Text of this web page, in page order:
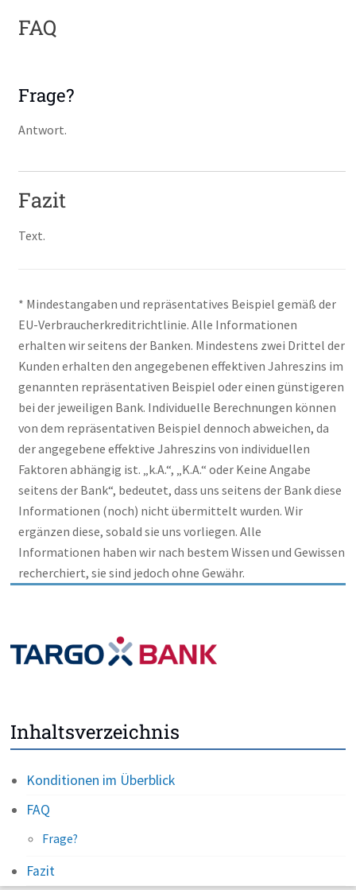
FAQ
Frage?
Antwort.
Fazit
Text.
* Mindestangaben und repräsentatives Beispiel gemäß der
EU-Verbraucherkreditrichtlinie. Alle Informationen
erhalten wir seitens der Banken. Mindestens zwei Drittel der
Kunden erhalten den angegebenen effektiven Jahreszins im
genannten repräsentativen Beispiel oder einen günstigeren
bei der jeweiligen Bank. Individuelle Berechnungen können
von dem repräsentativen Beispiel dennoch abweichen, da
der angegebene effektive Jahreszins von individuellen
Faktoren abhängig ist. „k.A.“, „K.A.“ oder Keine Angabe
seitens der Bank“, bedeutet, dass uns seitens der Bank diese
Informationen (noch) nicht übermittelt wurden. Wir
ergänzen diese, sobald sie uns vorliegen. Alle
Informationen haben wir nach bestem Wissen und Gewissen
recherchiert, sie sind jedoch ohne Gewähr.
Inhaltsverzeichnis
Konditionen im Überblick
FAQ
Frage?
Fazit